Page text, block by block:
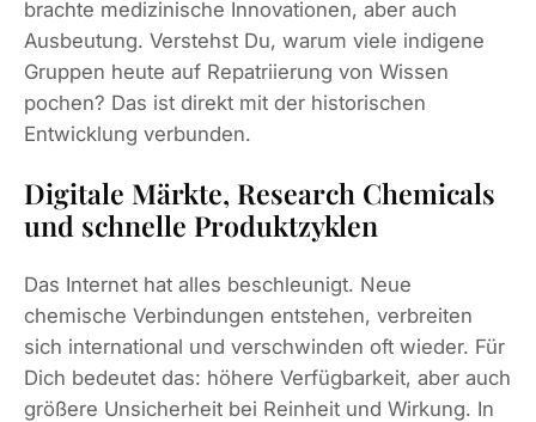
brachte medizinische Innovationen, aber auch
Ausbeutung. Verstehst Du, warum viele indigene
Gruppen heute auf Repatriierung von Wissen
pochen? Das ist direkt mit der historischen
Entwicklung verbunden.
Digitale Märkte, Research Chemicals
und schnelle Produktzyklen
Das Internet hat alles beschleunigt. Neue
chemische Verbindungen entstehen, verbreiten
sich international und verschwinden oft wieder. Für
Dich bedeutet das: höhere Verfügbarkeit, aber auch
größere Unsicherheit bei Reinheit und Wirkung. In